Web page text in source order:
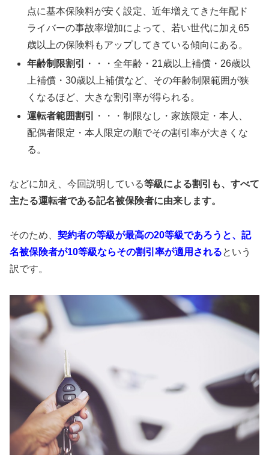
点に基本保険料が安く設定、近年増えてきた年配ド
ライバーの事故率増加によって、若い世代に加え65
歳以上の保険料もアップしてきている傾向にある。
年齢制限割引
・・・全年齢・21歳以上補償・26歳以
上補償・30歳以上補償など、その年齢制限範囲が狭
くなるほど、大きな割引率が得られる。
運転者範囲割引
・・・制限なし・家族限定・本人、
配偶者限定・本人限定の順でその割引率が大きくな
る。
などに加え、今回説明している等級による割引も、すべて
主たる運転者である記名被保険者に由来します。
そのため、 契約者の等級が最高の20等級であろうと、記
名被保険者が10等級ならその割引率が適用されるという
訳です。